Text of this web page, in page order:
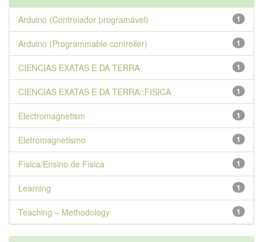
1
Arduino (Controlador programável)
1
Arduino (Programmable controller)
1
CIENCIAS EXATAS E DA TERRA
1
CIENCIAS EXATAS E DA TERRA::FISICA
1
Electromagnetism
1
Eletromagnetismo
1
Física/Ensino de Física
1
Learning
1
Teaching – Methodology